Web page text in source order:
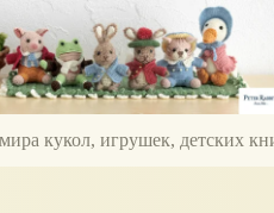
кукол, игрушек, детских